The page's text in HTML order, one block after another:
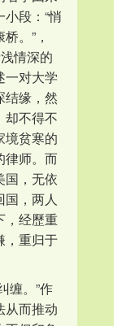
段：“悄
。”，
情深的
一对大学
结缘，然
却不得不
境贫寒的
律师。而
国，无依
国，两人
，经歷重
，重归于
缠。”作
从而推动